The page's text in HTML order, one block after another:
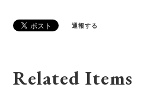
通報する
Related Items